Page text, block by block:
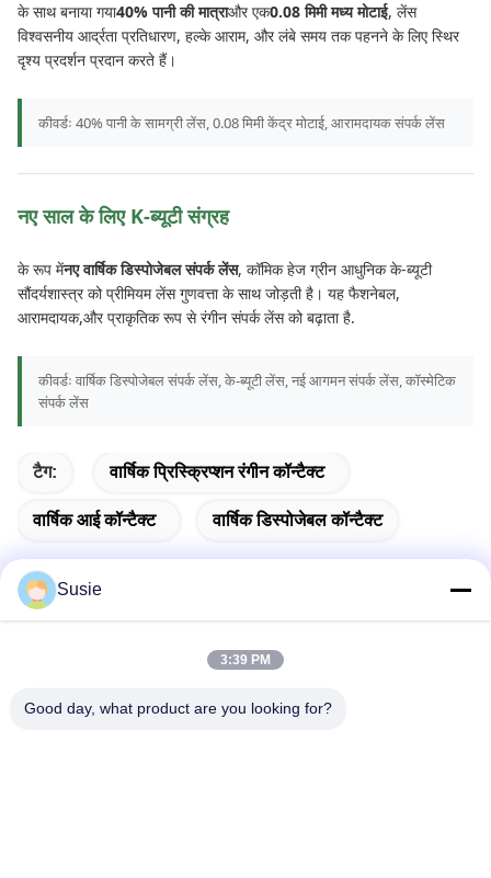
के साथ बनाया गया40% पानी की मात्राऔर एक0.08 मिमी मध्य मोटाई, लेंस
विश्वसनीय आर्द्रता प्रतिधारण, हल्के आराम, और लंबे समय तक पहनने के लिए स्थिर
दृश्य प्रदर्शन प्रदान करते हैं।
कीवर्डः 40% पानी के सामग्री लेंस, 0.08 मिमी केंद्र मोटाई, आरामदायक संपर्क लेंस
नए साल के लिए K-ब्यूटी संग्रह
के रूप मेंनए वार्षिक डिस्पोजेबल संपर्क लेंस, कॉमिक हेज ग्रीन आधुनिक के-ब्यूटी
सौंदर्यशास्त्र को प्रीमियम लेंस गुणवत्ता के साथ जोड़ती है। यह फैशनेबल,
आरामदायक,और प्राकृतिक रूप से रंगीन संपर्क लेंस को बढ़ाता है.
कीवर्डः वार्षिक डिस्पोजेबल संपर्क लेंस, के-ब्यूटी लेंस, नई आगमन संपर्क लेंस, कॉस्मेटिक
संपर्क लेंस
टैग: वार्षिक प्रिस्क्रिप्शन रंगीन कॉन्टैक्ट
वार्षिक आई कॉन्टैक्ट वार्षिक डिस्पोजेबल कॉन्टैक्ट
पता
Susie
3:39 PM
Good day, what product are you looking for?